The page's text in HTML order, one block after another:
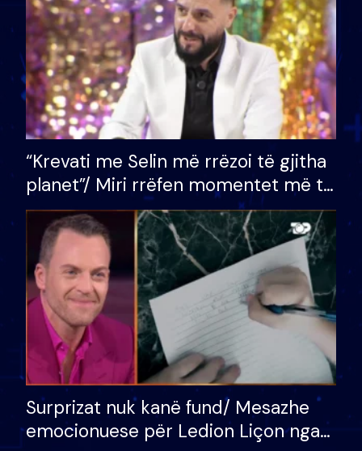
“Krevati me Selin më rrëzoi të gjitha
planet”/ Miri rrëfen momentet më të
bukura në shtëpinë e BB VIP: Do më
mungojë zilja e mëngjesit kur…
Surprizat nuk kanë fund/ Mesazhe
emocionuese për Ledion Liçon nga